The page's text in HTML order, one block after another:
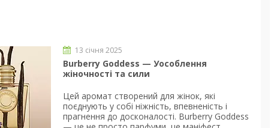
13 січня 2025
Burberry Goddess — Уособлення
жіночності та сили
Цей аромат створений для жінок, які
поєднують у собі ніжність, впевненість і
прагнення до досконалості. Burberry Goddess